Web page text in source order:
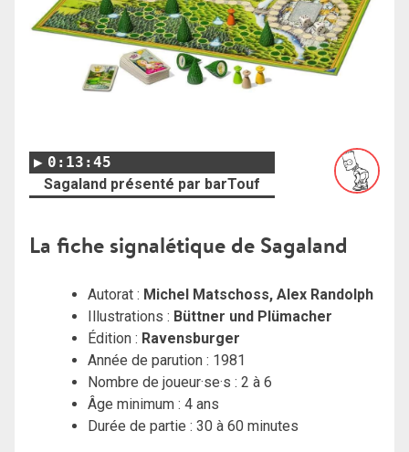
0:13:45
Sagaland présenté par barTouf
La fiche signalétique de Sagaland
Autorat : Michel Matschoss, Alex Randolph
Illustrations : Büttner und Plümacher
Édition : Ravensburger
Année de parution : 1981
Nombre de joueur·se·s : 2 à 6
Âge minimum : 4 ans
Durée de partie : 30 à 60 minutes